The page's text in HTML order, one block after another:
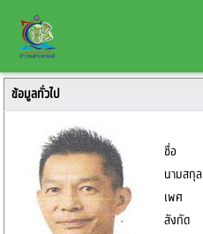
ข้อมูลทั่วไป
ชื่อ
นามสกุล
เพศ
สังกัด